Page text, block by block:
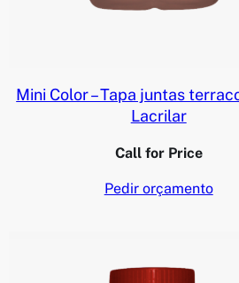
Mini Color – Tapa juntas
Lacrilar
Call for Price
Pedir orçamento